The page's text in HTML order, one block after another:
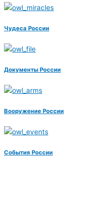
Чудеса России
Документы России
Вооружение России
События России